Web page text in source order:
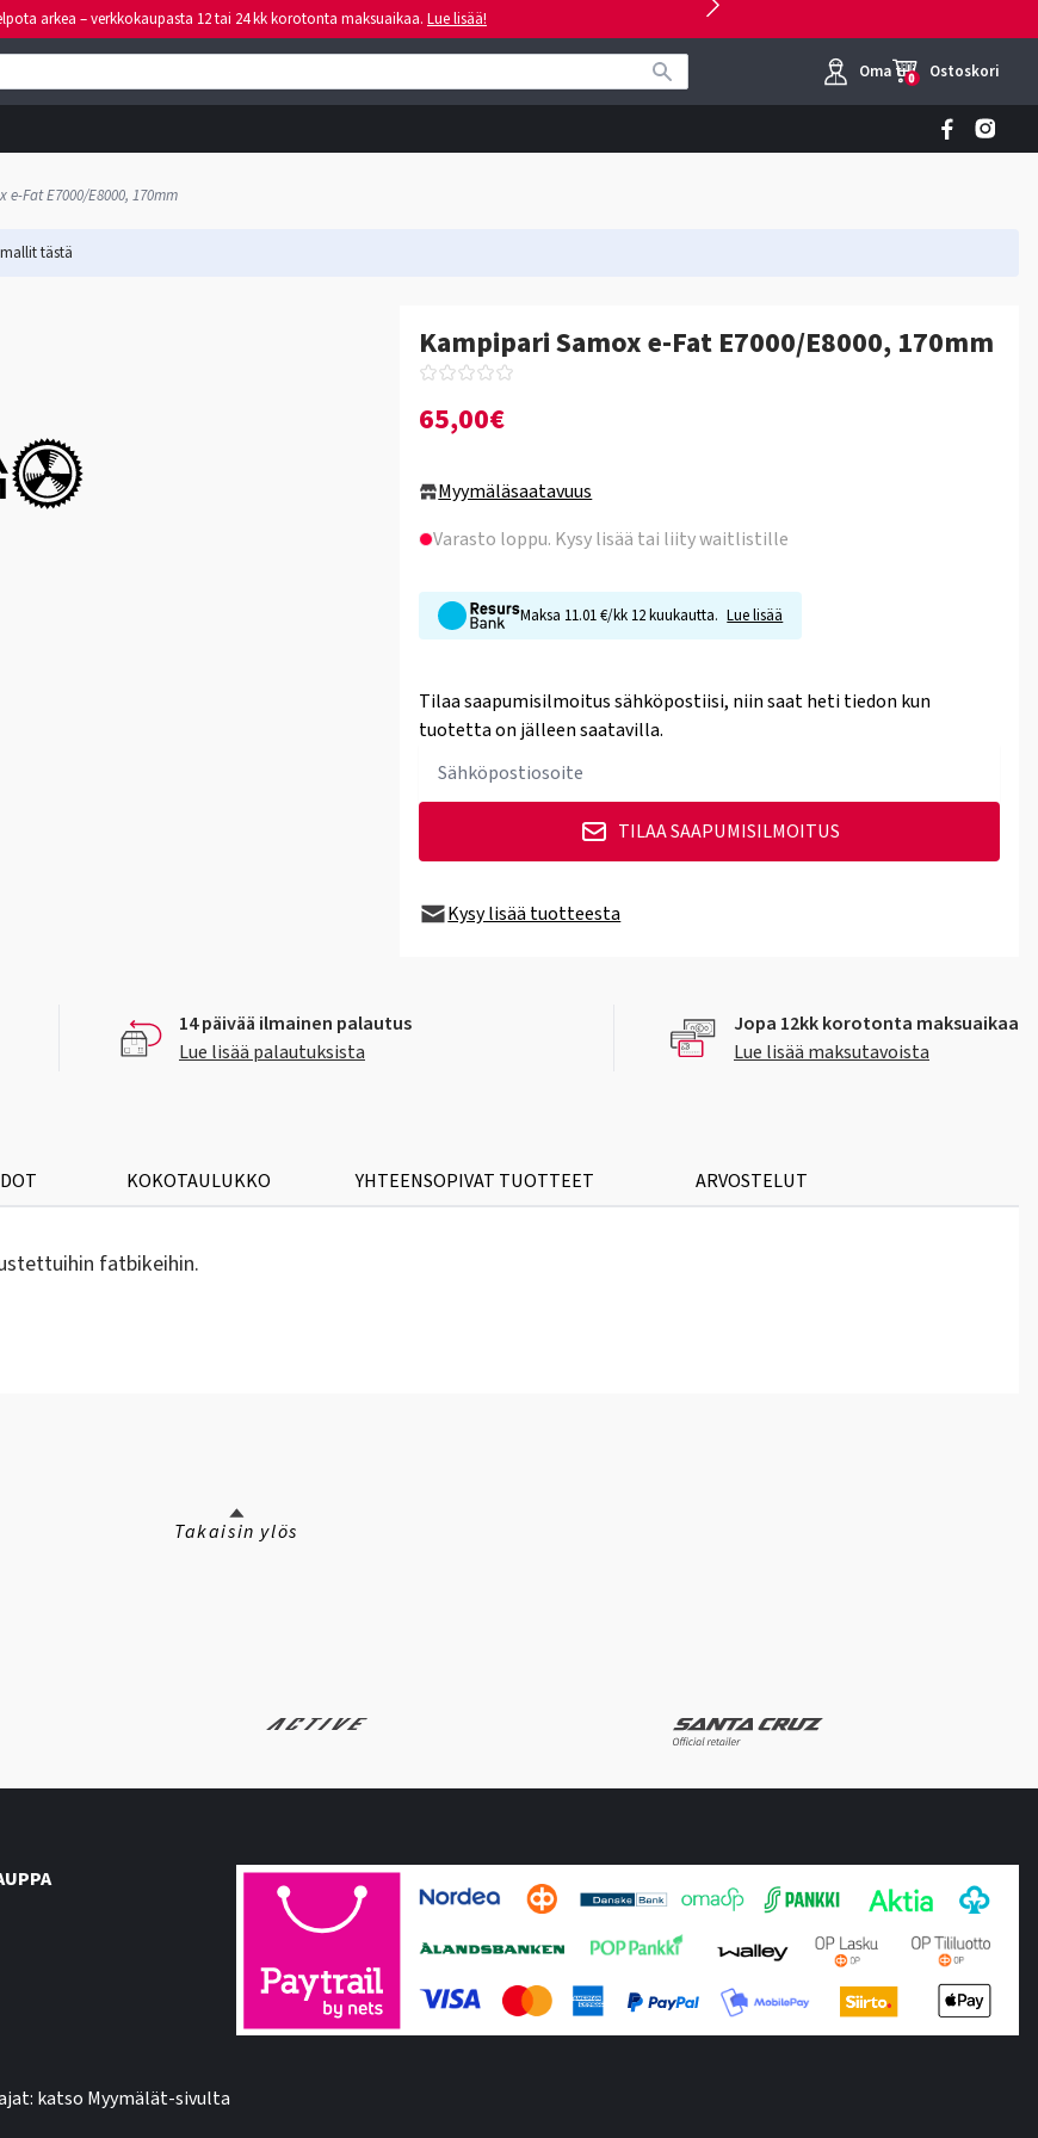
arkea – verkkokaupasta 12 tai 24 kk korotonta maksuaikaa. Lue lisää!
Oma tili
0 Ostoskori
Fat E7000/E8000, 170mm
tästä
Kampipari Samox e-Fat E7000/E8000, 170mm
65,00€
Myymäläsaatavuus
Varasto loppu. Kysy lisää tai liity waitlistille
Maksa 11.01 €/kk 12 kuukautta. Lue lisää
Tilaa saapumisilmoitus sähköpostiisi, niin saat heti tiedon kun
tuotetta on jälleen saatavilla.
TILAA SAAPUMISILMOITUS
Kysy lisää tuotteesta
14 päivää ilmainen palautus
Lue lisää palautuksista
Jopa 12kk korotonta maksuaikaa
Lue lisää maksutavoista
KOKOTAULUKKO YHTEENSOPIVAT TUOTTEET ARVOSTELUT
fatbikeihin.
Takaisin ylös
katso Myymälät-sivulta